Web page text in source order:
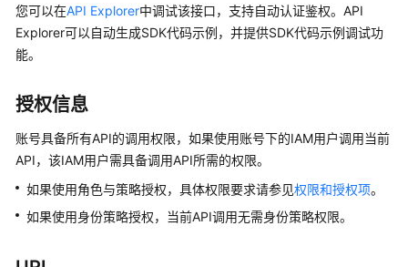
明
入
门
SSL
书
用
您可以在API Explorer中调试该接口，支持自动认证鉴权。API
Explorer可以自动生成SDK代码示例，并提供SDK代码示例调试功
能。
授权信息
账号具备所有API的调用权限，如果使用账号下的IAM用户调用当前
API，该IAM用户需具备调用API所需的权限。
如果使用角色与策略授权，具体权限要求请参见权限和授权项。
如果使用身份策略授权，当前API调用无需身份策略权限。